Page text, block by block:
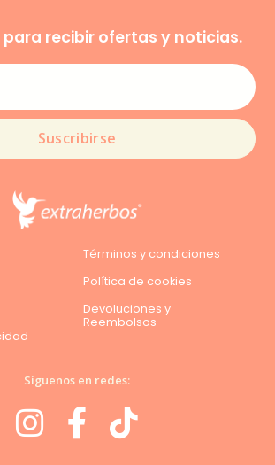
recibir ofertas y noticias.
Suscribirse
Términos y condiciones
Política de cookies
Devoluciones y
Reembolsos
Síguenos en redes: